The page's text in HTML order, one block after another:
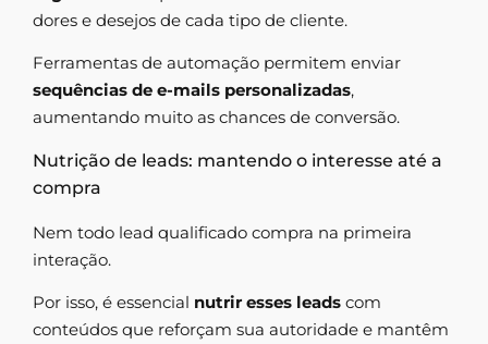
dores e desejos de cada tipo de cliente.
Ferramentas de automação permitem enviar
sequências de e-mails personalizadas,
aumentando muito as chances de conversão.
Nutrição de leads: mantendo o interesse até a
compra
Nem todo lead qualificado compra na primeira
interação.
Por isso, é essencial nutrir esses leads com
conteúdos que reforçam sua autoridade e mantêm